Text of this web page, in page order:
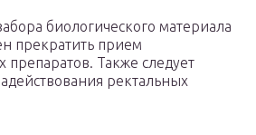
биологического материала
прекратить прием
препаратов. Также следует
ректальных